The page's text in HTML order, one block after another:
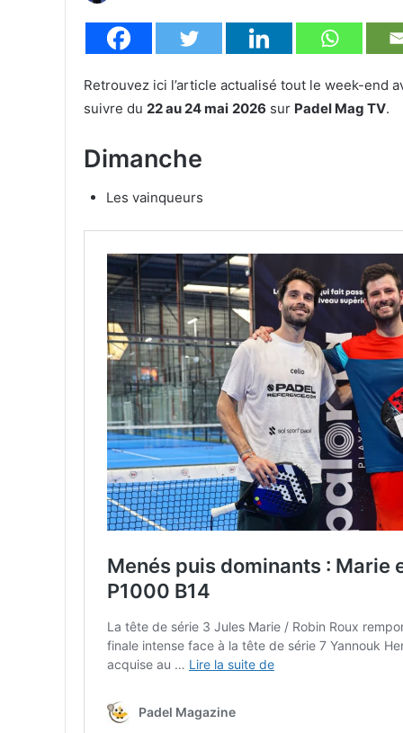
Retrouvez ici l’article actualisé tout le week-end
suivre du 22 au 24 mai 2026 sur Padel Mag TV.
Dimanche
Les vainqueurs